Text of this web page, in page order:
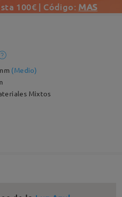
100€ | Código: MAS
(Medio)
Mixtos